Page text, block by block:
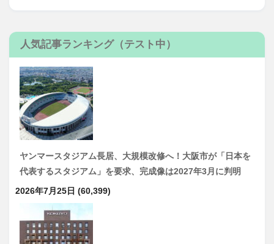
人気記事ランキング（テスト中）
ヤンマースタジアム長居、大規模改修へ！大阪市が「日本を
代表するスタジアム」を要求、完成像は2027年3月に判明
2026年7月25日 (60,399)